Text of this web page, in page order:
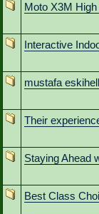
Moto X3M
Interactive
mustafa
Their
Staying Ahead
Best Class